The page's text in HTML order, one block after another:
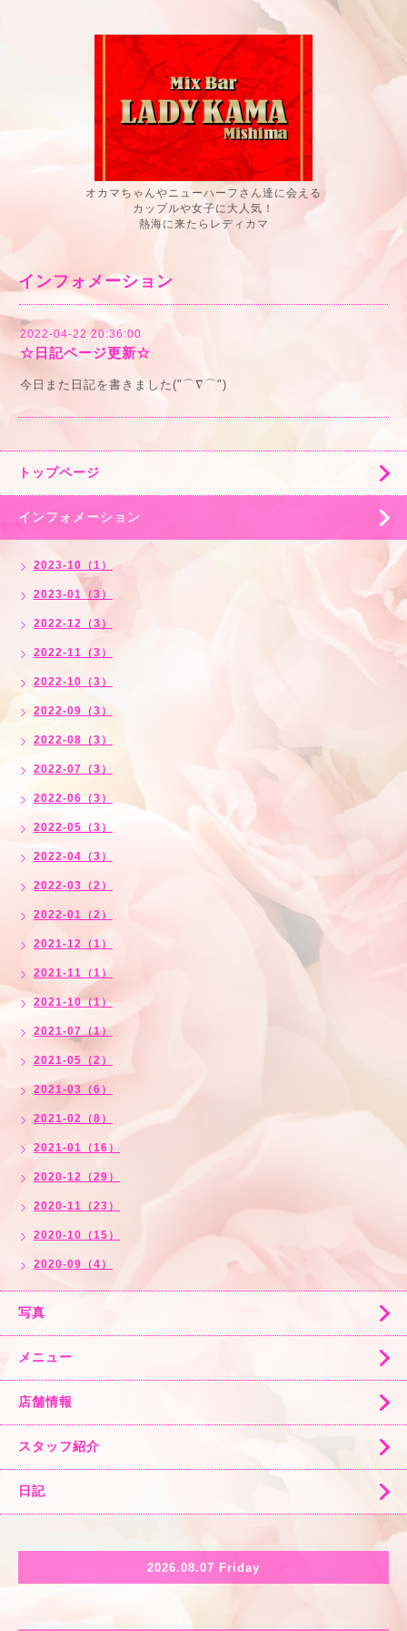
オカマちゃんやニューハーフさん達に会える
カップルや女子に大人気！
熱海に来たらレディカマ
インフォメーション
2022-04-22 20:36:00
☆日記ページ更新☆
今日また日記を書きました("⌒∇⌒")
トップページ
インフォメーション
2023-10（1）
2023-01（3）
2022-12（3）
2022-11（3）
2022-10（3）
2022-09（3）
2022-08（3）
2022-07（3）
2022-06（3）
2022-05（3）
2022-04（3）
2022-03（2）
2022-01（2）
2021-12（1）
2021-11（1）
2021-10（1）
2021-07（1）
2021-05（2）
2021-03（6）
2021-02（8）
2021-01（16）
2020-12（29）
2020-11（23）
2020-10（15）
2020-09（4）
写真
メニュー
店舗情報
スタッフ紹介
日記
2026.08.07 Friday